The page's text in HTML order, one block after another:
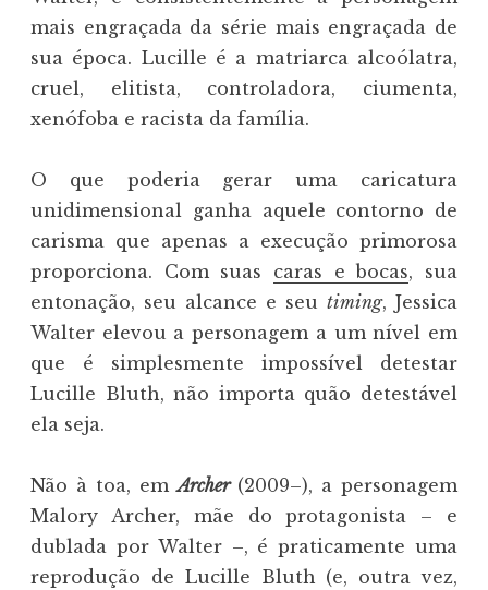
mais engraçada da série mais engraçada de
sua época. Lucille é a matriarca alcoólatra,
cruel, elitista, controladora, ciumenta,
xenófoba e racista da família.
O que poderia gerar uma caricatura
unidimensional ganha aquele contorno de
carisma que apenas a execução primorosa
proporciona. Com suas caras e bocas, sua
entonação, seu alcance e seu timing, Jessica
Walter elevou a personagem a um nível em
que é simplesmente impossível detestar
Lucille Bluth, não importa quão detestável
ela seja.
Não à toa, emArcher (2009–), a personagem
Malory Archer, mãe do protagonista – e
dublada por Walter –, é praticamente uma
reprodução de Lucille Bluth (e, outra vez,